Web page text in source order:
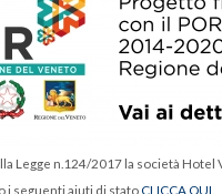
Legge n.124/2017 la società Hotel
i seguenti aiuti di stato CLICCA QUI